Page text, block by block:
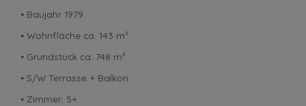
⦁ Baujahr 1979
⦁ Wohnfläche ca. 143 m²
⦁ Grundstück ca. 748 m²
⦁ S/W Terrasse + Balkon
⦁ Zimmer: 5+